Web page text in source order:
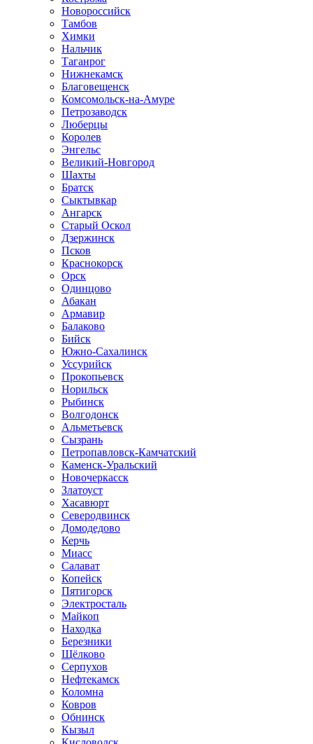
Новороссийск
Тамбов
Химки
Нальчик
Таганрог
Нижнекамск
Благовещенск
Комсомольск-на-Амуре
Петрозаводск
Люберцы
Королев
Энгельс
Великий-Новгород
Шахты
Братск
Сыктывкар
Ангарск
Старый Оскол
Дзержинск
Псков
Краснокорск
Орск
Одинцово
Абакан
Армавир
Балаково
Бийск
Южно-Сахалинск
Уссурийск
Прокопьевск
Норильск
Рыбинск
Волгодонск
Альметьевск
Сызрань
Петропавловск-Камчатский
Каменск-Уральский
Новочеркасск
Златоуст
Хасавюрт
Северодвинск
Домодедово
Керчь
Миасс
Салават
Копейск
Пятигорск
Электросталь
Майкоп
Находка
Березники
Щёлково
Серпухов
Нефтекамск
Коломна
Ковров
Обнинск
Кызыл